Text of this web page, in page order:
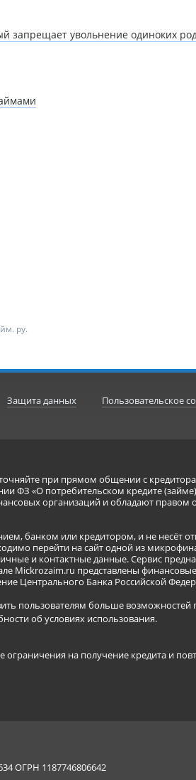
запрещает увольнение одиноких
ру.
Защита данных Пользовательское
при прямом общении с
ФЗ «О потребительском кредите
организаций и обладают правом
банком или кредитором, и не несёт
перейти на сайт одной из
и контактные данные. Сервис
Mickrozaim.ru представлены
Центрального Банка Российской
пользователям больше
об условиях использования.
ограничения на получение кредита и
ОГРН 1187746806642